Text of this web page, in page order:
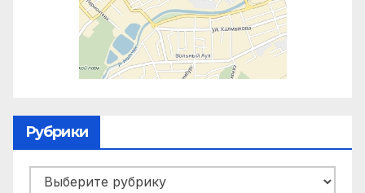
Рубрики
Рубрики